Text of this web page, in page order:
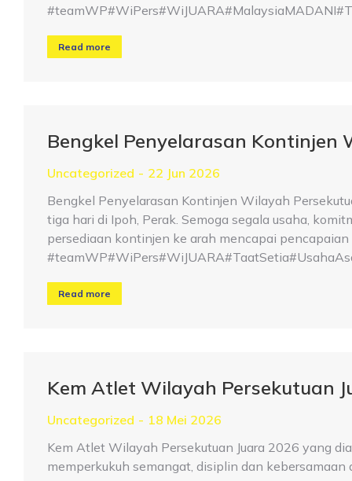
Read more
Bengkel Penyelarasan Kontinjen
Uncategorized
22 Jun 2026
Bengkel Penyelarasan Kontinjen Wilayah
tiga hari di Ipoh, Perak. Semoga segala usaha,
persediaan kontinjen ke arah mencapai
Read more
Kem Atlet Wilayah Persekutuan
Uncategorized
18 Mei 2026
Kem Atlet Wilayah Persekutuan Juara 2026 yang
memperkukuh semangat, disiplin dan